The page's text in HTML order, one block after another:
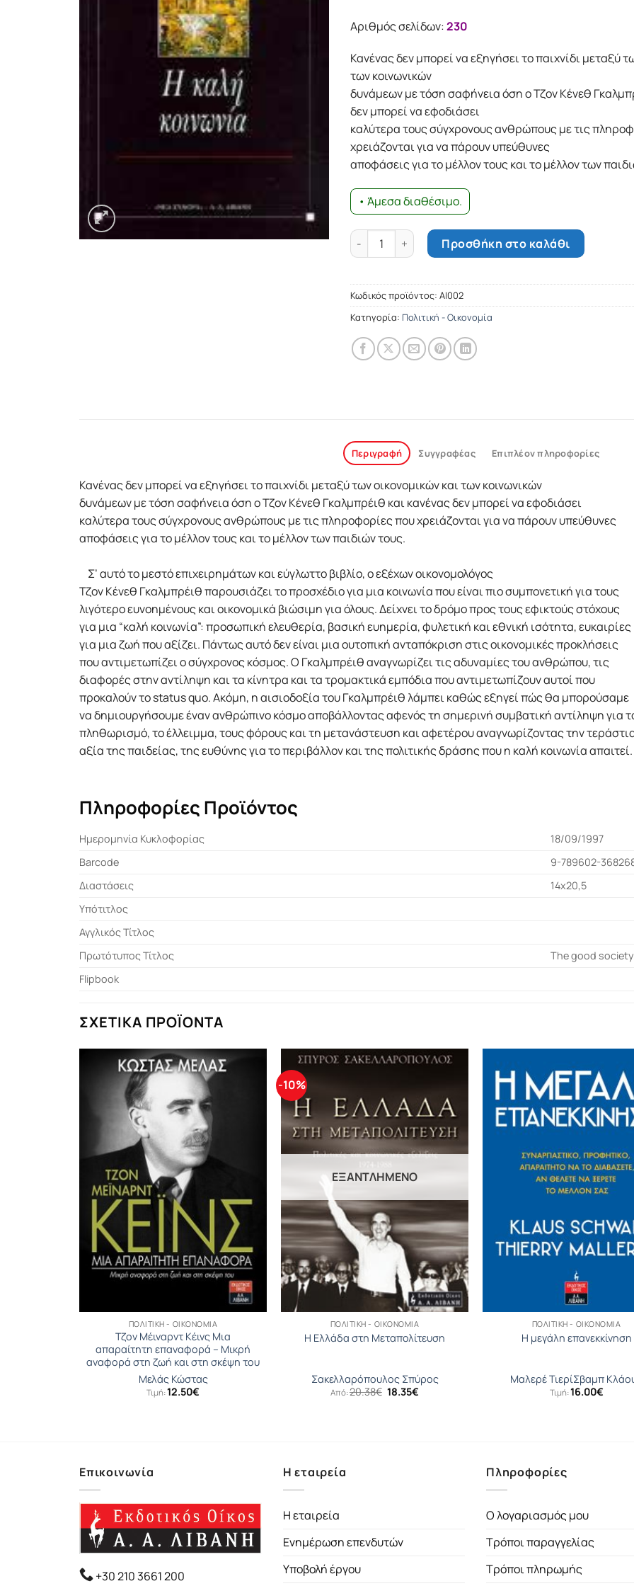
Αριθμός σελίδων:230
Κανένας δεν μπορεί να εξηγήσει το παιχνίδι μεταξύ
των κοινωνικών
δυνάμεων με τόση σαφήνεια όση ο Τζον Κένεθ
δεν μπορεί να εφοδιάσει
καλύτερα τους σύγχρονους ανθρώπους με τις
χρειάζονται για να πάρουν υπεύθυνες
αποφάσεις για το μέλλον τους και το μέλλον των
• Άμεσα διαθέσιμο.
Η καλή κοινωνία ποσότηταΠροσθήκη στο καλάθι
Κωδικός προϊόντος:ΑΙ002
Κατηγορία: Πολιτική - Οικονομία
Περιγραφή Συγγραφέας Επιπλέον πληροφορίες
Κανένας δεν μπορεί να εξηγήσει το παιχνίδι μεταξύ των οικονομικών και των κοινωνικών
δυνάμεων με τόση σαφήνεια όση ο Τζον Κένεθ Γκαλμπρέιθ και κανένας δεν μπορεί να εφοδιάσει
καλύτερα τους σύγχρονους ανθρώπους με τις πληροφορίες που χρειάζονται για να πάρουν υπεύθυνες
αποφάσεις για το μέλλον τους και το μέλλον των παιδιών τους.
Σ’ αυτό το μεστό επιχειρημάτων και εύγλωττο βιβλίο, ο εξέχων οικονομολόγος
Τζον Κένεθ Γκαλμπρέιθ παρουσιάζει το προσχέδιο για μια κοινωνία που είναι πιο συμπονετική για τους
λιγότερο ευνοημένους και οικονομικά βιώσιμη για όλους. Δείχνει το δρόμο προς τους εφικτούς στόχους
για μια “καλή κοινωνία”: προσωπική ελευθερία, βασική ευημερία, φυλετική και εθνική ισότητα, ευκαιρίες
για μια ζωή που αξίζει. Πάντως αυτό δεν είναι μια ουτοπική ανταπόκριση στις οικονομικές προκλήσεις
που αντιμετωπίζει ο σύγχρονος κόσμος. Ο Γκαλμπρέιθ αναγνωρίζει τις αδυναμίες του ανθρώπου, τις
διαφορές στην αντίληψη και τα κίνητρα και τα τρομακτικά εμπόδια που αντιμετωπίζουν αυτοί που
προκαλούν το status quo. Ακόμη, η αισιοδοξία του Γκαλμπρέιθ λάμπει καθώς εξηγεί πώς θα μπορούσαμε
να δημιουργήσουμε έναν ανθρώπινο κόσμο αποβάλλοντας αφενός τη σημερινή συμβατική αντίληψη για
πληθωρισμό, το έλλειμμα, τους φόρους και τη μετανάστευση και αφετέρου αναγνωρίζοντας την
αξία της παιδείας, της ευθύνης για το περιβάλλον και της πολιτικής δράσης που η καλή κοινωνία απαιτεί.
Πληροφορίες Προϊόντος
Ημερομηνία Κυκλοφορίας
18/09/1997
Barcode
9-789602-
Διαστάσεις
14x20,5
Υπότιτλος
Αγγλικός Τίτλος
Πρωτότυπος Τίτλος
The good society
Flipbook
ΣΧΕΤΙΚΆ ΠΡΟΪΌΝΤΑ
ΠΟΛΙΤΙΚΉ - ΟΙΚΟΝΟΜΊΑ
Τζον Μέιναρντ Κέινς Μια
απαραίτητη επαναφορά – Μικρή
αναφορά στη ζωή και στη σκέψη του
Μελάς Κώστας
Τιμή:12.50€
-10%
ΕΞΑΝΤΛΗΜΈΝΟ
ΠΟΛΙΤΙΚΉ - ΟΙΚΟΝΟΜΊΑ
Η Ελλάδα στη Μεταπολίτευση
Σακελλαρόπουλος Σπύρος
Από:20.38€ Original
18.35€
ΠΟΛΙΤΙΚΉ - ΟΙΚΟΝΟΜΊΑ
Η μεγάλη επανεκκίνηση
Μαλερέ ΤιερίΣβαµπ
Τιμή:16.00€
Επικοινωνία
+30 210 3661 200
Η εταιρεία
Η εταιρεία
Ενημέρωση επενδυτών
Υποβολή έργου
Πληροφορίες
Ο λογαριασμός μου
Τρόποι παραγγελίας
Τρόποι πληρωμής